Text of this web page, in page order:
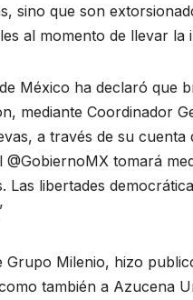
sino que son
al momento de llevar la
México ha declaró que
mediante Coordinador
a través de su
@GobiernoMX tomará
Las libertades
Grupo Milenio, hizo
también a Azucena